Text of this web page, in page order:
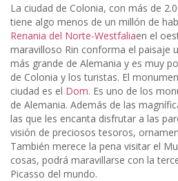
La ciudad de Colonia, con más de
tiene algo menos de un millón de
Renania del Norte-Westfaliaen el
maravilloso Rin conforma el paisaje
más grande de Alemania y es muy
de Colonia y los turistas. El
ciudad es el Dom. Es uno de los
de Alemania. Además de las
las que les encanta disfrutar a las
visión de preciosos tesoros,
También merece la pena visitar el
cosas, podrá maravillarse con la
Picasso del mundo.